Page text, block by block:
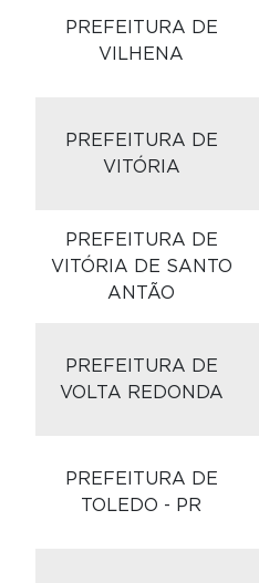
PREFEITURA DE
VILHENA
PREFEITURA DE
VITÓRIA
PREFEITURA DE
VITÓRIA DE SANTO
ANTÃO
PREFEITURA DE
VOLTA REDONDA
PREFEITURA DE
TOLEDO - PR